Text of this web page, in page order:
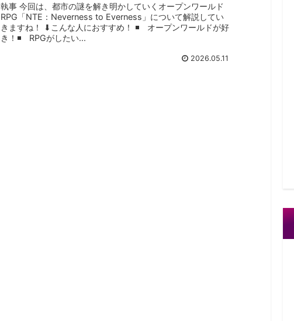
執事 今回は、都市の謎を解き明かしていくオープンワールド
RPG「NTE：Neverness to Everness」について解説してい
きますね！ ⬇︎こんな人におすすめ！ ◾️ オープンワールドが好
き！◾️ RPGがしたい...
2026.05.11